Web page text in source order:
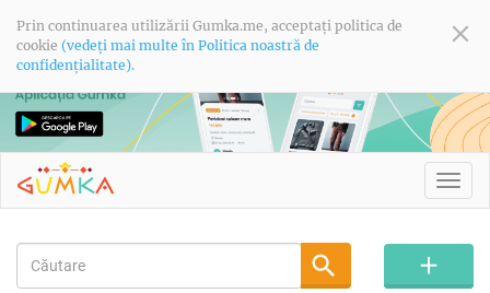
Prin continuarea utilizării Gumka.me, acceptați politica de
cookie (vedeți mai multe în Politica noastră de
confidențialitate).